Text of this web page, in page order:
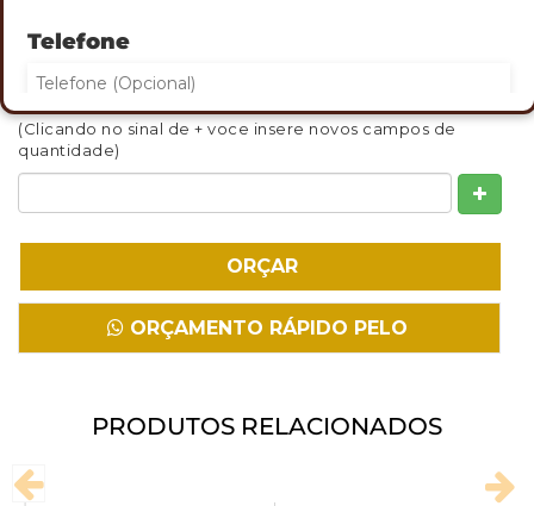
Telefone
Eu concordo em receber comunicações.
Fazer Download
QUANTIDADE MINIMA: 30
INDIQUE ABAIXO DE 1 A 3 QUANTIDADES QUE DESEJA
(Clicando no sinal de + voce insere novos campos de
quantidade)
ORÇAMENTO RÁPIDO PELO
PRODUTOS RELACIONADOS